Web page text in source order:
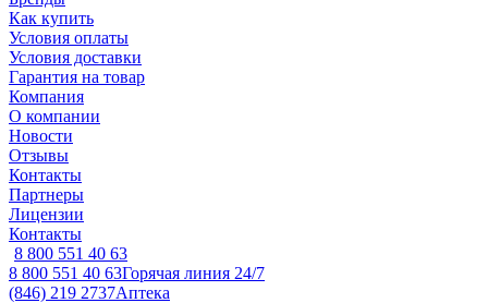
Как купить
Условия оплаты
Условия доставки
Гарантия на товар
Компания
О компании
Новости
Отзывы
Контакты
Партнеры
Лицензии
Контакты
8 800 551 40 63
8 800 551 40 63Горячая линия 24/7
(846) 219 2737Аптека